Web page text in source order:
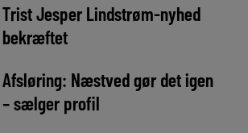
Trist Jesper Lindstrøm-nyhed
bekræftet
Afsløring: Næstved gør det igen
– sælger profil